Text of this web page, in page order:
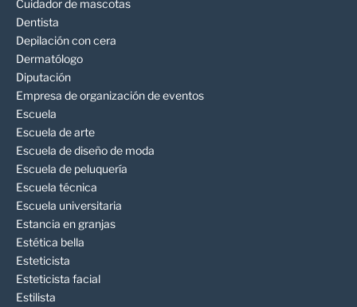
Cuidador de mascotas
Dentista
Depilación con cera
Dermatólogo
Diputación
Empresa de organización de eventos
Escuela
Escuela de arte
Escuela de diseño de moda
Escuela de peluquería
Escuela técnica
Escuela universitaria
Estancia en granjas
Estética bella
Esteticista
Esteticista facial
Estilista